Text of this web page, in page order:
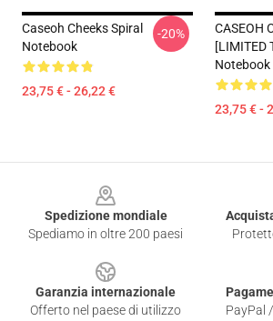
Caseoh Cheeks Spiral
Notebook
23,75 € - 26,22 €
-20%
CASEOH
[LIMITED
Notebook
23,75 € -
Spedizione mondiale
Spediamo in oltre 200 paesi
Garanzia internazionale
Offerto nel paese di utilizzo
PayPal